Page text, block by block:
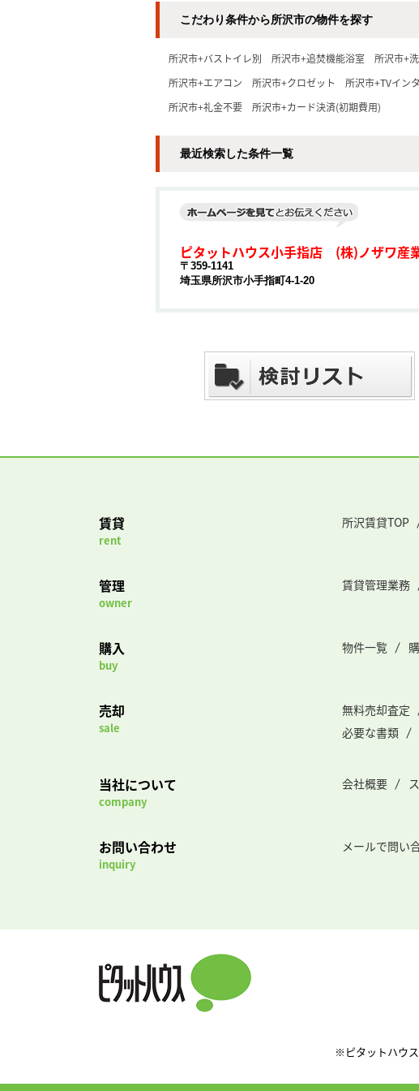
こだわり条件から所沢市の物件を探す
所沢市+バストイレ別 所沢市+追焚機能浴室 所沢市+
所沢市+エアコン
所沢市+クロゼット 所沢市+TVイン
所沢市+礼金不要
所沢市+カード決済(初期費用)
最近検索した条件一覧
ピタットハウス小手指店 (株)ノザワ産
〒359-1141
埼玉県所沢市小手指町4-1-20
賃貸
rent
所沢賃貸TOP
管理
owner
賃貸管理業務
購入
buy
物件一覧
売却
sale
無料売却査定
必要な書類
当社について
company
会社概要
お問い合わせ
inquiry
メールで問い
※ピタットハウ